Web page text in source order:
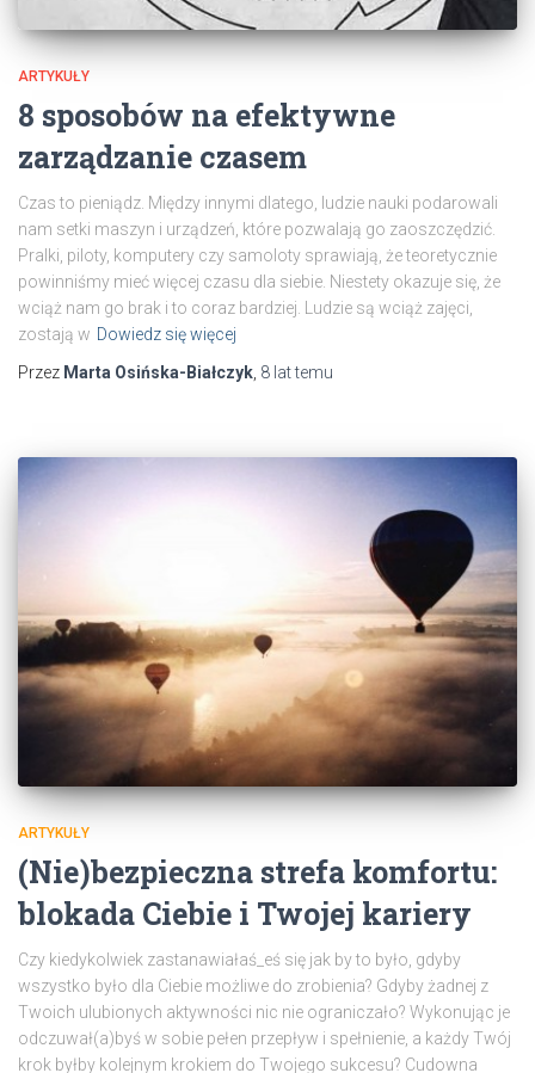
ARTYKUŁY
8 sposobów na efektywne
zarządzanie czasem
Czas to pieniądz. Między innymi dlatego, ludzie nauki podarowali
nam setki maszyn i urządzeń, które pozwalają go zaoszczędzić.
Pralki, piloty, komputery czy samoloty sprawiają, że teoretycznie
powinniśmy mieć więcej czasu dla siebie. Niestety okazuje się, że
wciąż nam go brak i to coraz bardziej. Ludzie są wciąż zajęci,
zostają w Dowiedz się więcej
Przez Marta Osińska-Białczyk, 8 lattemu
ARTYKUŁY
(Nie)bezpieczna strefa komfortu:
blokada Ciebie i Twojej kariery
Czy kiedykolwiek zastanawiałaś_eś się jak by to było, gdyby
wszystko było dla Ciebie możliwe do zrobienia? Gdyby żadnej z
Twoich ulubionych aktywności nic nie ograniczało? Wykonując je
odczuwał(a)byś w sobie pełen przepływ i spełnienie, a każdy Twój
krok byłby kolejnym krokiem do Twojego sukcesu? Cudowna